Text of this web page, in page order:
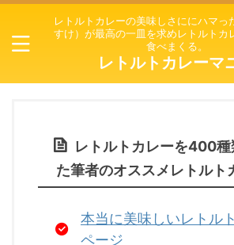
レトルトカレーの美味しさににハマっ
すけ）が最高の一皿を求めレトルトカ
食べまくる。
レトルトカレーマ
レトルトカレーを400種
た筆者のオススメレトルト
本当に美味しいレトル
ページ